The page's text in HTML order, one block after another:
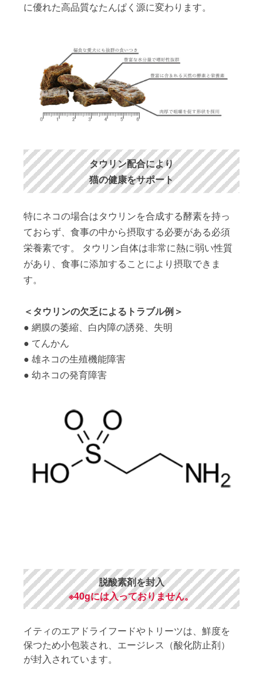
に優れた高品質なたんぱく源に変わります。
タウリン配合により
猫の健康をサポート
特にネコの場合はタウリンを合成する酵素を持っ
ておらず、食事の中から摂取する必要がある必須
栄養素です。 タウリン自体は非常に熱に弱い性質
があり、食事に添加することにより摂取できま
す。
＜タウリンの欠乏によるトラブル例＞
網膜の萎縮、白内障の誘発、失明
てんかん
雄ネコの生殖機能障害
幼ネコの発育障害
脱酸素剤を封入
※40gには入っておりません。
イティのエアドライフードやトリーツは、鮮度を
保つため小包装され、エージレス（酸化防止剤）
が封入されています。